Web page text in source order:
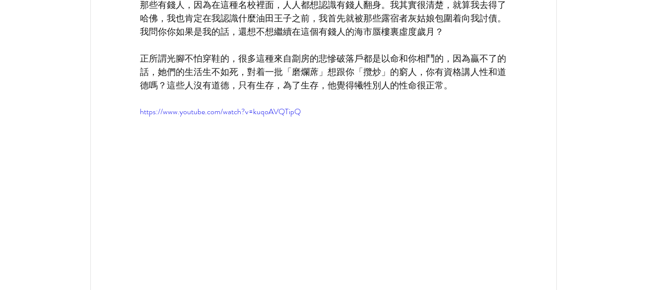
那些有錢人，因為在這種名校裡面，人人都想認識有錢人翻身。我其實很清楚，就算我去得了
哈佛，我也肯定在我認識什麼油田王子之前，我首先就被那些露宿者灰姑娘包圍着向我討債。
我問你你如果是我的話，還想不想繼續在這個有錢人的海市蜃樓裏虛度歲月？
正所謂光腳不怕穿鞋的，很多這種來自劏房的悲慘破落戶都是以命和你相鬥的，因為贏不了的
話，她們的生活生不如死，對着一批「磨爛蓆」想跟你「攬炒」的窮人，你有資格講人性和道
德嗎？這些人沒有道德，只有生存，為了生存，他覺得犧牲別人的性命很正常。
https://www.youtube.com/watch?v=kuqoAVQTipQ